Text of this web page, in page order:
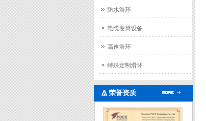
防水滑环
电缆卷筒设备
高速滑环
特殊定制滑环
荣誉资质